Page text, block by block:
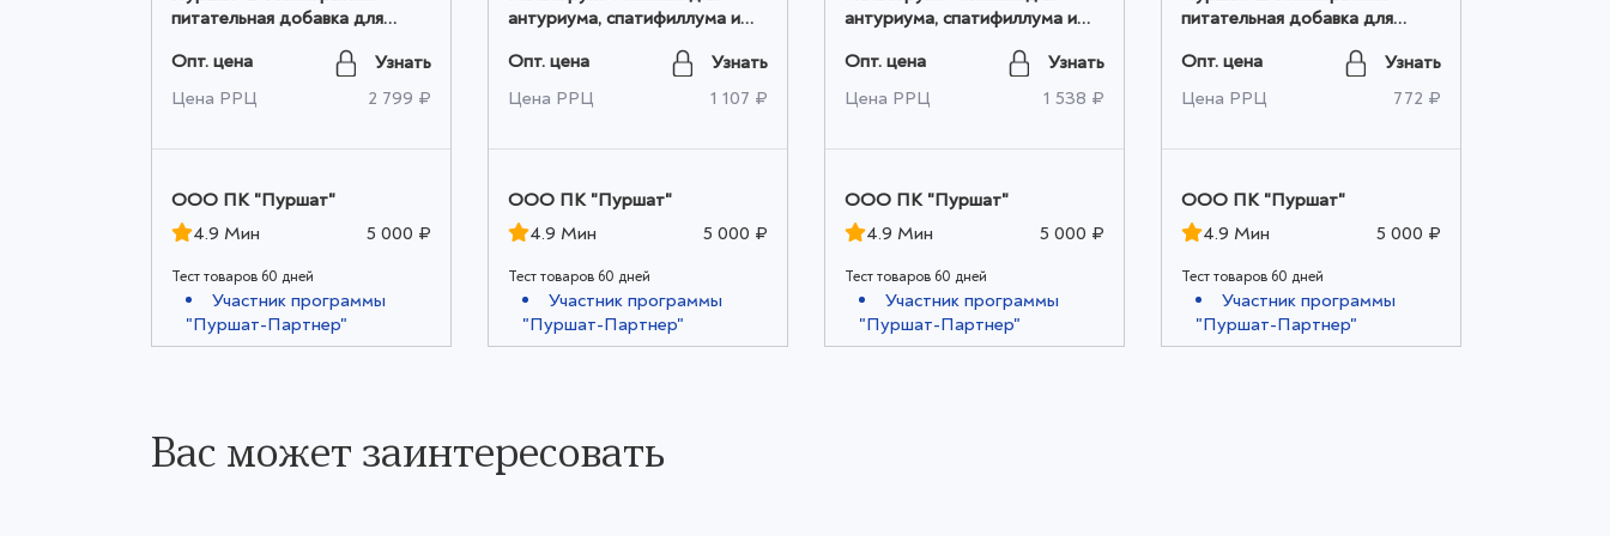
питательная добавка для
оптом
Опт. цена
Узнать
Цена РРЦ
2 799 ₽
ООО ПК "Пуршат"
4.9 Мин
5 000 ₽
Тест товаров 60 дней
Участник программы
"Пуршат-Партнер"
антуриума, спатифиллума и
Опт. цена
Узнать
Цена РРЦ
1 107 ₽
ООО ПК "Пуршат"
4.9 Мин
5 000 ₽
Тест товаров 60 дней
Участник программы
"Пуршат-Партнер"
антуриума, спатифиллума и
Опт. цена
Узнать
Цена РРЦ
1 538 ₽
ООО ПК "Пуршат"
4.9 Мин
5 000 ₽
Тест товаров 60 дней
Участник программы
"Пуршат-Партнер"
питательная добавка для
оптом
Опт. цена
Узнать
Цена РРЦ
772 ₽
ООО ПК "Пуршат"
4.9 Мин
5 000 ₽
Тест товаров 60 дней
Участник программы
"Пуршат-Партнер"
Вас может заинтересовать